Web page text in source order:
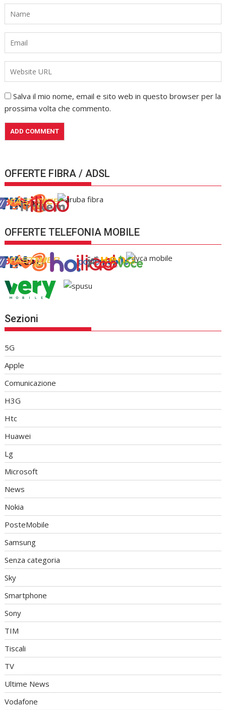
Salva il mio nome, email e sito web in questo browser per la
prossima volta che commento.
OFFERTE FIBRA / ADSL
OFFERTE TELEFONIA MOBILE
Sezioni
5G
Apple
Comunicazione
H3G
Htc
Huawei
Lg
Microsoft
News
Nokia
PosteMobile
Samsung
Senza categoria
Sky
Smartphone
Sony
TIM
Tiscali
TV
Ultime News
Vodafone